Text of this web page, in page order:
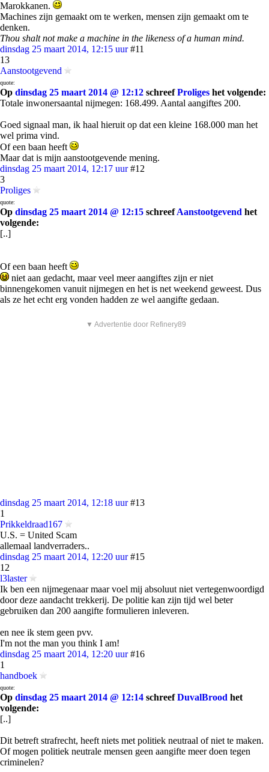
Marokkanen.
Machines zijn gemaakt om te werken, mensen zijn gemaakt om te
denken.
Thou shalt not make a machine in the likeness of a human mind.
dinsdag 25 maart 2014, 12:15 uur #11
13
Aanstootgevend
quote:
Op dinsdag 25 maart 2014 @ 12:12 schreefProliges het volgende:
Totale inwonersaantal nijmegen: 168.499. Aantal aangiftes 200.
Goed signaal man, ik haal hieruit op dat een kleine 168.000 man het
wel prima vind.
Of een baan heeft
Maar dat is mijn aanstootgevende mening.
dinsdag 25 maart 2014, 12:17 uur #12
3
Proliges
quote:
Op dinsdag 25 maart 2014 @ 12:15 schreefAanstootgevend het
volgende:
[..]
Of een baan heeft
niet aan gedacht, maar veel meer aangiftes zijn er niet
binnengekomen vanuit nijmegen en het is net weekend geweest. Dus
als ze het echt erg vonden hadden ze wel aangifte gedaan.
▼ Advertentie door Refinery89
dinsdag 25 maart 2014, 12:18 uur #13
1
Prikkeldraad167
U.S. = United Scam
allemaal landverraders..
dinsdag 25 maart 2014, 12:20 uur #15
12
l3laster
Ik ben een nijmegenaar maar voel mij absoluut niet vertegenwoordigd
door deze aandacht trekkerij. De politie kan zijn tijd wel beter
gebruiken dan 200 aangifte formulieren inleveren.
en nee ik stem geen pvv.
I'm not the man you think I am!
dinsdag 25 maart 2014, 12:20 uur #16
1
handboek
quote:
Op dinsdag 25 maart 2014 @ 12:14 schreefDuvalBrood het
volgende:
[..]
Dit betreft strafrecht, heeft niets met politiek neutraal of niet te maken.
Of mogen politiek neutrale mensen geen aangifte meer doen tegen
criminelen?